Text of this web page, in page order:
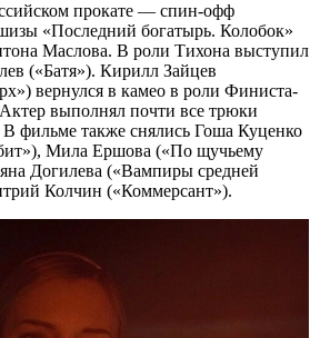
прокате — спин-офф
«Последний богатырь. Колобок»
Маслова. В роли Тихона выступил
(«Батя»). Кирилл Зайцев
вернулся в камео в роли Финиста-
выполнял почти все трюки
В фильме также снялись Гоша Куценко
Мила Ершова («По щучьему
Догилева («Вампиры средней
Колчин («Коммерсант»).